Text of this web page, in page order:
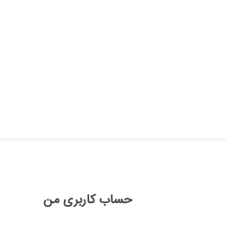
حساب کاربری من